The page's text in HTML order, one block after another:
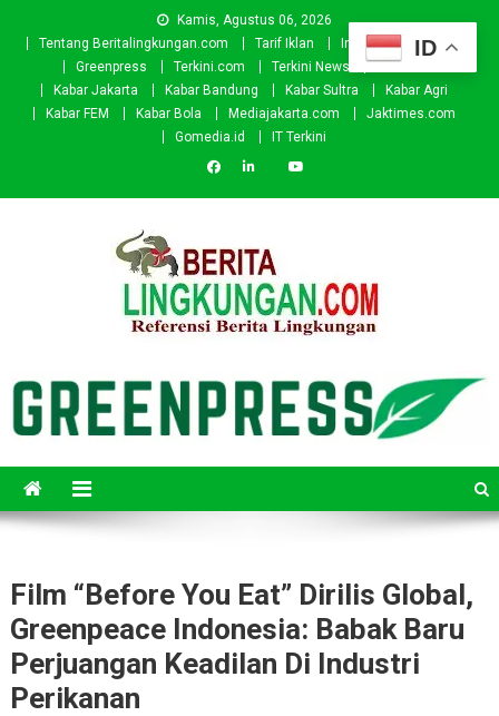
Kamis, Agustus 06, 2026
Tentang Beritalingkungan.com
Tarif Iklan Investor
Donasi
Greenpress
Terkini.com Terkini News
Kabar.id
Kabar Jakarta
Kabar Bandung Kabar Sultra
Kabar Agri
Kabar FEM
Kabar Bola Mediajakarta.com
Jaktimes.com
Gomedia.id
IT Terkini
Film “Before You Eat” Dirilis Global,
Greenpeace Indonesia: Babak Baru
Perjuangan Keadilan Di Industri
Perikanan
ID